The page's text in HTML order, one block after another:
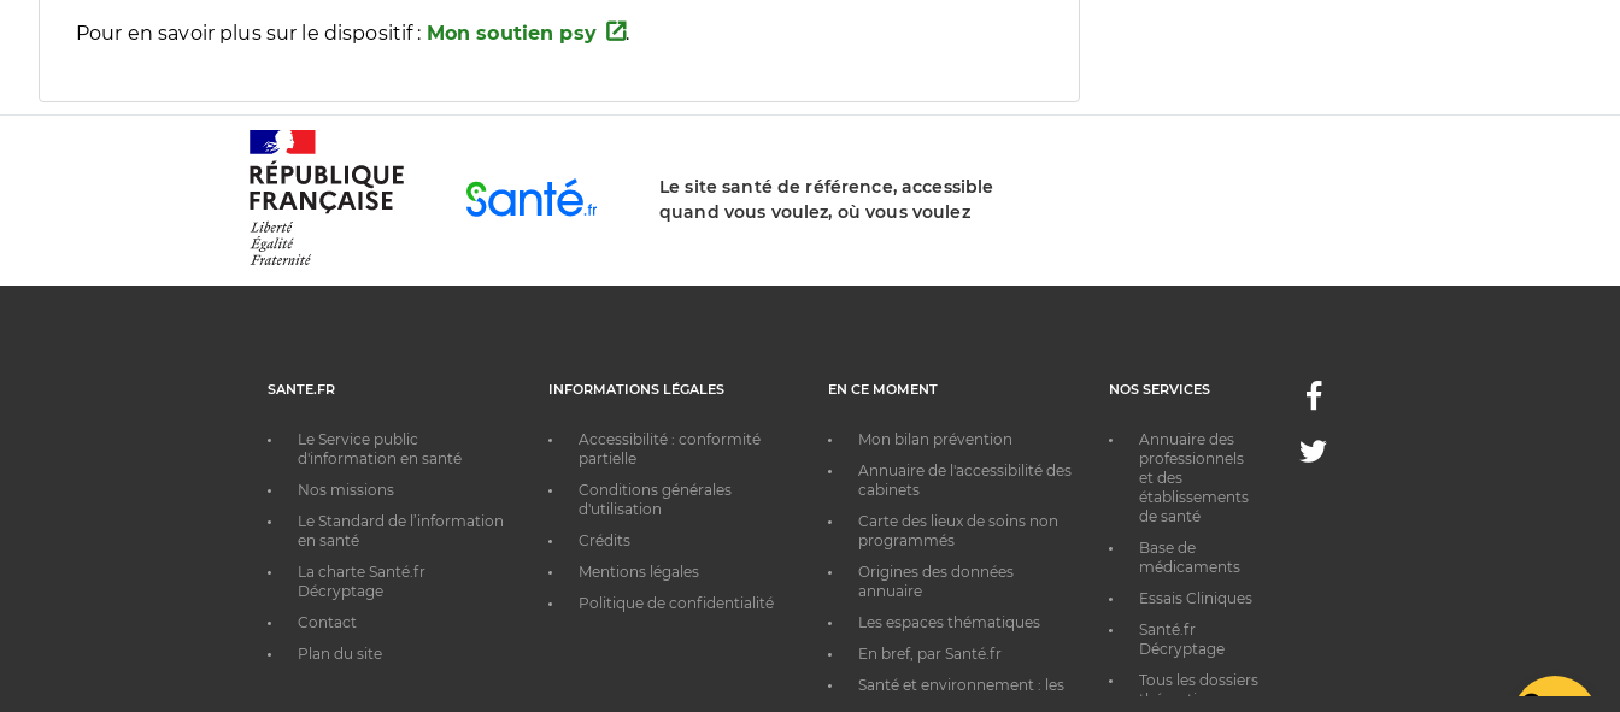
Pour en savoir plus sur le dispositif : Mon soutien psy .
Le site santé de référence, accessible
quand vous voulez, où vous voulez
SANTE.FR
Le Service public
d'information en santé
Nos missions
Le Standard de l’information
en santé
La charte Santé.fr
Décryptage
Contact
Plan du site
INFORMATIONS LÉGALES
Accessibilité : conformité
partielle
Conditions générales
d'utilisation
Crédits
Mentions légales
Politique de confidentialité
EN CE MOMENT
Mon bilan prévention
Annuaire de l'accessibilité des
cabinets
Carte des lieux de soins non
programmés
Origines des données
annuaire
Les espaces thématiques
En bref, par Santé.fr
Santé et environnement : les
NOS SERVICES
Annuaire des
professionnels
et des
établissements
de santé
Base de
médicaments
Essais Cliniques
Santé.fr
Décryptage
Tous les dossiers
thématiques
Facebook
Twitter